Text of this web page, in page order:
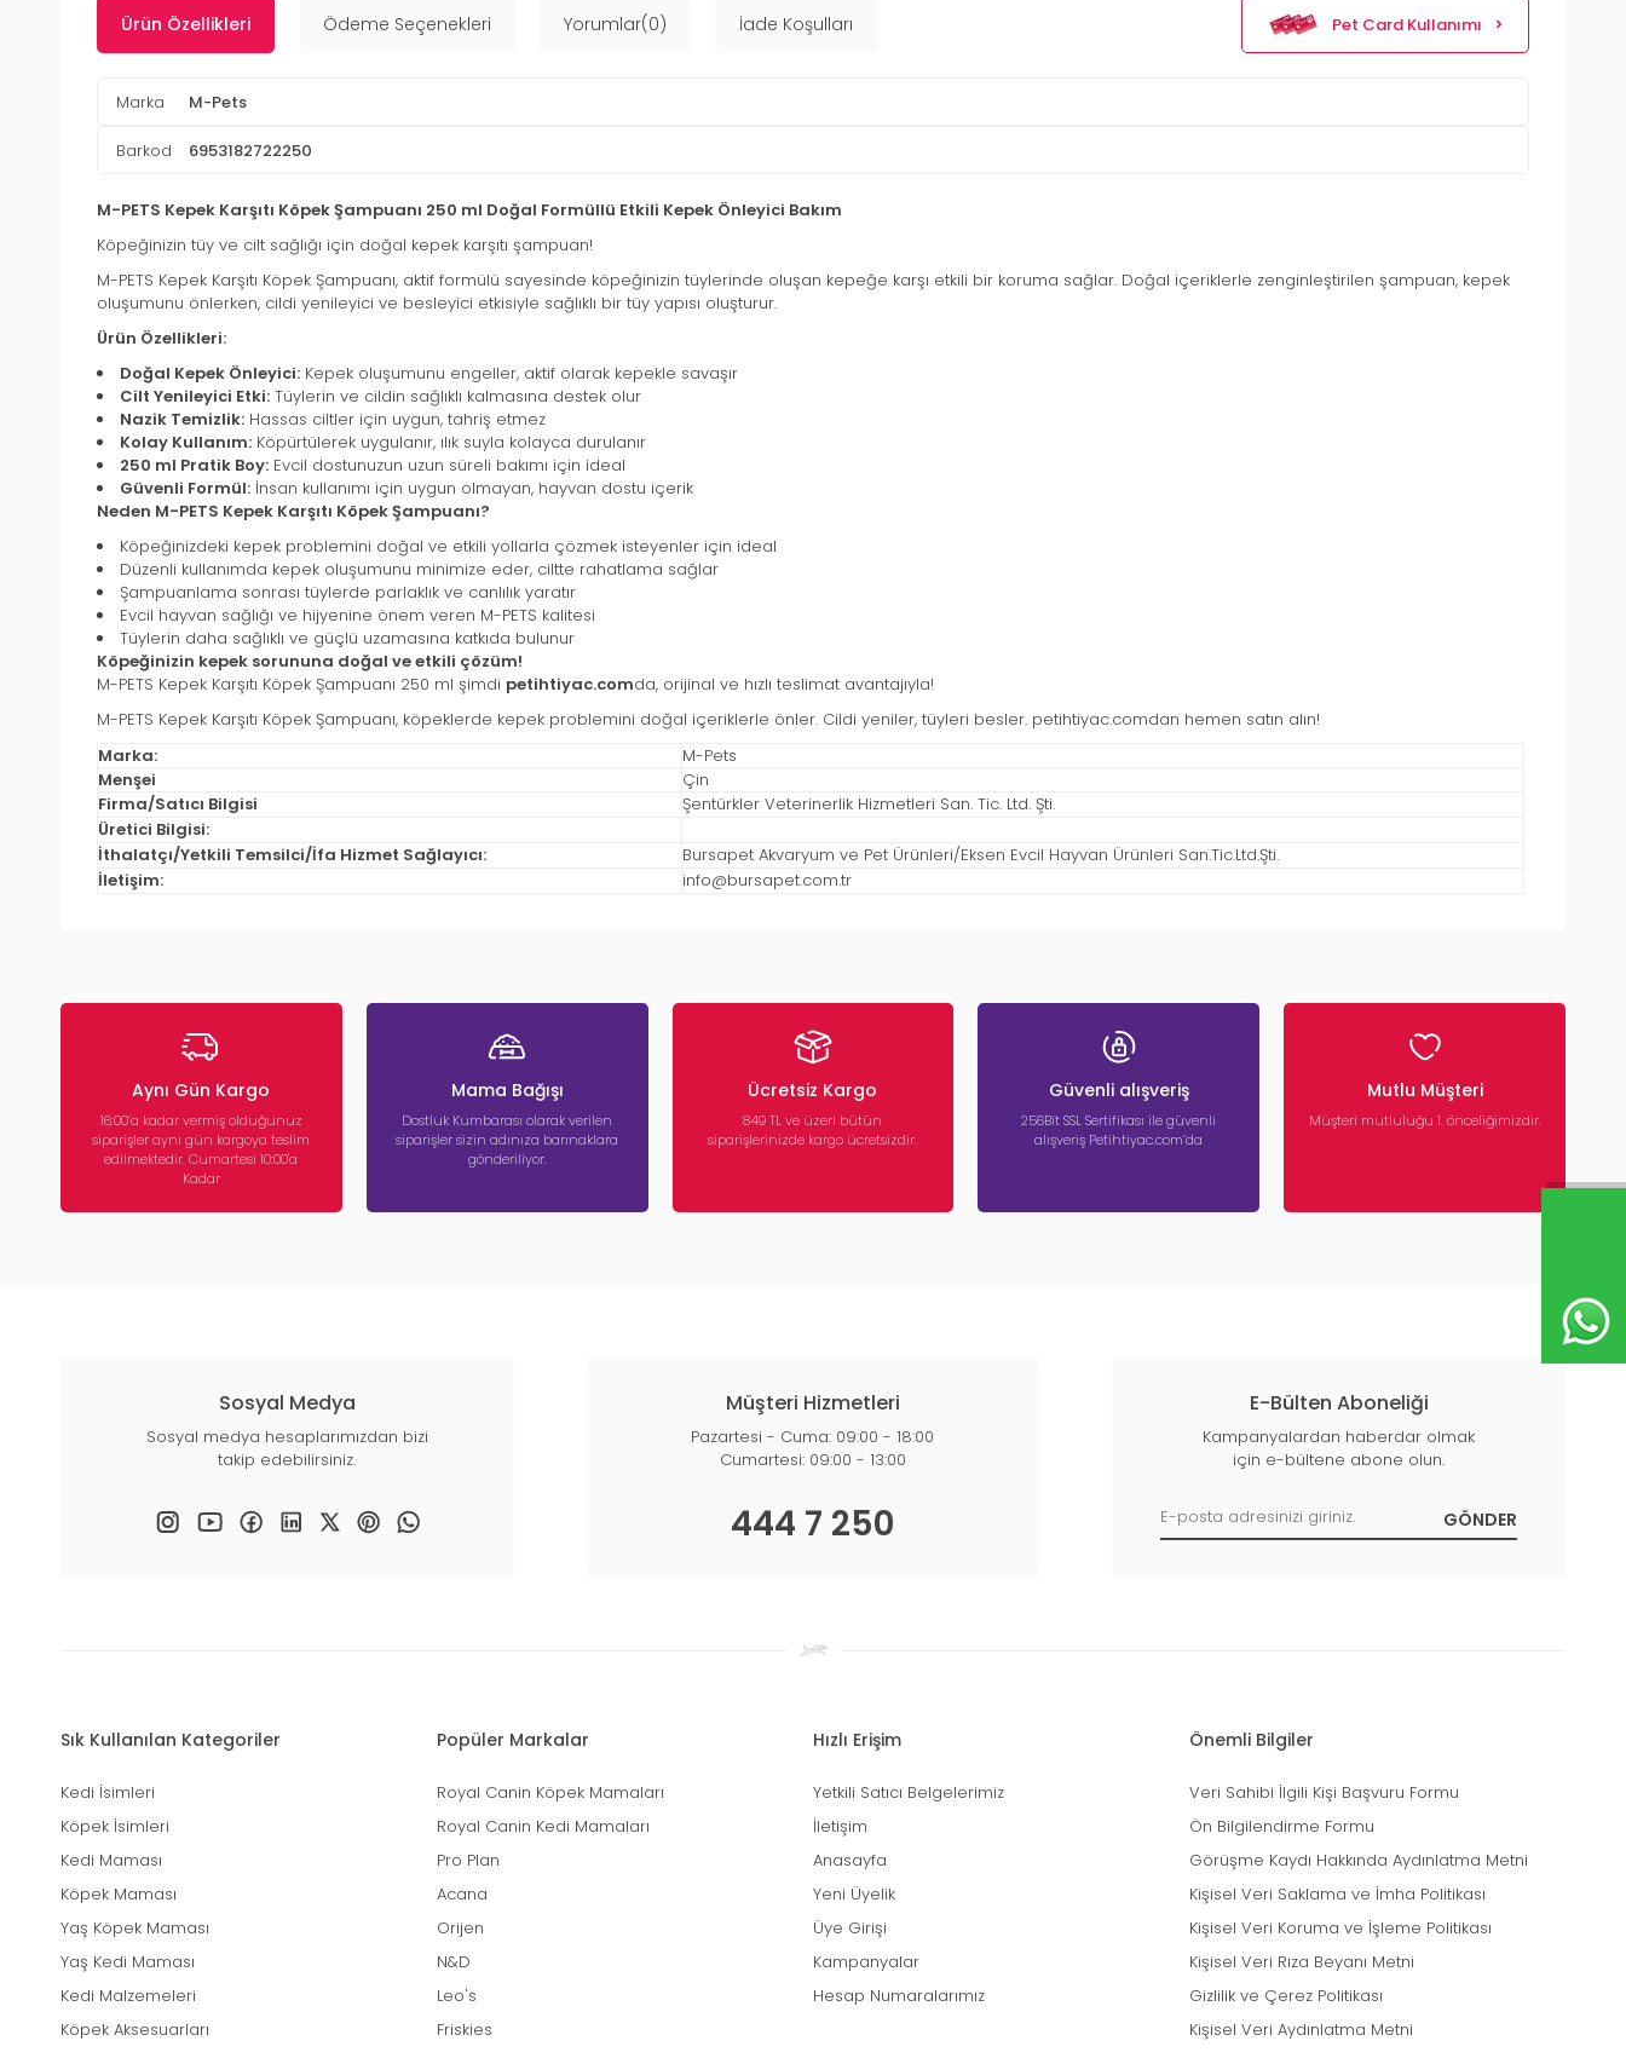
Ürün Özellikleri Ödeme Seçenekleri Yorumlar(0) İade Koşulları Pet Card Kullanımı
Marka M-Pets
Barkod 6953182722250
M-PETS Kepek Karşıtı Köpek Şampuanı 250 ml Doğal Formüllü Etkili Kepek Önleyici Bakım
Köpeğinizin tüy ve cilt sağlığı için doğal kepek karşıtı şampuan!
M-PETS Kepek Karşıtı Köpek Şampuanı, aktif formülü sayesinde köpeğinizin tüylerinde oluşan kepeğe karşı etkili bir koruma sağlar. Doğal içeriklerle zenginleştirilen şampuan, kepek
oluşumunu önlerken, cildi yenileyici ve besleyici etkisiyle sağlıklı bir tüy yapısı oluşturur.
Ürün Özellikleri:
Doğal Kepek Önleyici: Kepek oluşumunu engeller, aktif olarak kepekle savaşır
Cilt Yenileyici Etki: Tüylerin ve cildin sağlıklı kalmasına destek olur
Nazik Temizlik: Hassas ciltler için uygun, tahriş etmez
Kolay Kullanım: Köpürtülerek uygulanır, ılık suyla kolayca durulanır
250 ml Pratik Boy: Evcil dostunuzun uzun süreli bakımı için ideal
Güvenli Formül: İnsan kullanımı için uygun olmayan, hayvan dostu içerik
Neden M-PETS Kepek Karşıtı Köpek Şampuanı?
Köpeğinizdeki kepek problemini doğal ve etkili yollarla çözmek isteyenler için ideal
Düzenli kullanımda kepek oluşumunu minimize eder, ciltte rahatlama sağlar
Şampuanlama sonrası tüylerde parlaklık ve canlılık yaratır
Evcil hayvan sağlığı ve hijyenine önem veren M-PETS kalitesi
Tüylerin daha sağlıklı ve güçlü uzamasına katkıda bulunur
Köpeğinizin kepek sorununa doğal ve etkili çözüm!
M-PETS Kepek Karşıtı Köpek Şampuanı 250 ml şimdi petihtiyac.comda, orijinal ve hızlı teslimat avantajıyla!
M-PETS Kepek Karşıtı Köpek Şampuanı, köpeklerde kepek problemini doğal içeriklerle önler. Cildi yeniler, tüyleri besler. petihtiyac.comdan hemen satın alın!
Marka:
M-Pets
Menşei
Çin
Firma/Satıcı Bilgisi
Şentürkler Veterinerlik Hizmetleri San. Tic. Ltd. Şti.
Üretici Bilgisi:
İthalatçı/Yetkili Temsilci/İfa Hizmet Sağlayıcı:
Bursapet Akvaryum ve Pet Ürünleri/Eksen Evcil Hayvan Ürünleri San.Tic.Ltd.Şti.
İletişim:
info@bursapet.com.tr
Aynı Gün Kargo
16:00’a kadar vermiş olduğunuz
siparişler aynı gün kargoya teslim
edilmektedir. Cumartesi 10:00'a
Kadar
Mama Bağışı
Dostluk Kumbarası olarak verilen
siparişler sizin adınıza barınaklara
gönderiliyor.
Ücretsiz Kargo
849 TL ve üzeri bütün
siparişlerinizde kargo ücretsizdir.
Güvenli alışveriş
256Bit SSL Sertifikası ile güvenli
alışveriş Petihtiyac.com’da
Mutlu Müşteri
Müşteri mutluluğu 1. önceliğimizdir.
Sosyal Medya
Sosyal medya hesaplarımızdan bizi
takip edebilirsiniz.
Müşteri Hizmetleri
Pazartesi - Cuma: 09:00 - 18:00
Cumartesi: 09:00 - 13:00
444 7 250
E-Bülten Aboneliği
Kampanyalardan haberdar olmak
için e-bültene abone olun.
Sık Kullanılan Kategoriler
Kedi İsimleri
Köpek İsimleri
Kedi Maması
Köpek Maması
Yaş Köpek Maması
Yaş Kedi Maması
Kedi Malzemeleri
Köpek Aksesuarları
Popüler Markalar
Royal Canin Köpek Mamaları
Royal Canin Kedi Mamaları
Pro Plan
Acana
Orijen
N&D
Leo's
Friskies
Hızlı Erişim
Yetkili Satıcı Belgelerimiz
İletişim
Anasayfa
Yeni Üyelik
Üye Girişi
Kampanyalar
Hesap Numaralarımız
Önemli Bilgiler
Veri Sahibi İlgili Kişi Başvuru Formu
Ön Bilgilendirme Formu
Görüşme Kaydı Hakkında Aydınlatma Metni
Kişisel Veri Saklama ve İmha Politikası
Kişisel Veri Koruma ve İşleme Politikası
Kişisel Veri Rıza Beyanı Metni
Gizlilik ve Çerez Politikası
Kişisel Veri Aydınlatma Metni